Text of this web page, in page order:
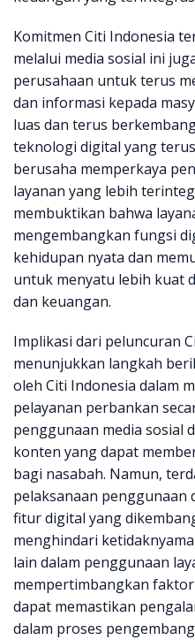
Komitmen Citi Indonesia
melalui media sosial ini
perusahaan untuk terus
dan informasi kepada
luas dan terus
teknologi digital yang
berusaha memperkaya
layanan yang lebih
membuktikan bahwa
mengembangkan fungsi
kehidupan nyata dan
untuk menyatu lebih kuat
dan keuangan.
Implikasi dari peluncuran
menunjukkan langkah
oleh Citi Indonesia dalam
pelayanan perbankan
penggunaan media sosial
konten yang dapat
bagi nasabah. Namun,
pelaksanaan penggunaan
fitur digital yang
menghindari
lain dalam penggunaan
mempertimbangkan
dapat memastikan
dalam proses